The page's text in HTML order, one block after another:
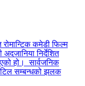
कमेडी फिल्म
निर्देशित
हो। सार्वजनिक
सम्बन्धको झलक